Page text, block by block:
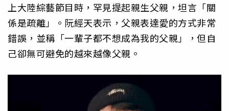
上大陸綜藝節目時，罕見提起親生父親，坦言「關
係是疏離」。阮經天表示，父親表達愛的方式非常
錯誤，並稱「一輩子都不想成為我的父親」，但自
己卻無可避免的越來越像父親。